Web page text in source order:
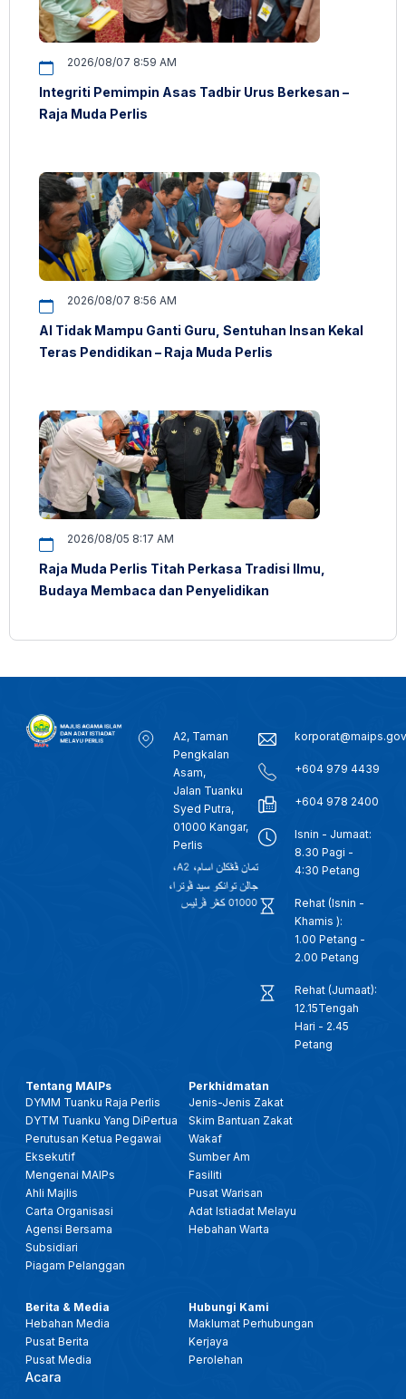
2026/08/07 8:59 AM
Integriti Pemimpin Asas Tadbir Urus Berkesan –
Raja Muda Perlis
2026/08/07 8:56 AM
AI Tidak Mampu Ganti Guru, Sentuhan Insan Kekal
Teras Pendidikan – Raja Muda Perlis
2026/08/05 8:17 AM
Raja Muda Perlis Titah Perkasa Tradisi Ilmu,
Budaya Membaca dan Penyelidikan
A2, Taman
Pengkalan
Asam,
Jalan Tuanku
Syed Putra,
01000 Kangar,
Perlis
+604 979 4439
+604 978 2400
Isnin - Jumaat:
8.30 Pagi -
4:30 Petang
Rehat (Isnin -
Khamis ):
1.00 Petang -
2.00 Petang
Rehat (Jumaat):
12.15Tengah
Hari - 2.45
Petang
Tentang MAIPs
DYMM Tuanku Raja Perlis
DYTM Tuanku Yang DiPertua
Perutusan Ketua Pegawai
Eksekutif
Mengenai MAIPs
Ahli Majlis
Carta Organisasi
Agensi Bersama
Subsidiari
Piagam Pelanggan
Perkhidmatan
Jenis-Jenis Zakat
Skim Bantuan Zakat
Wakaf
Sumber Am
Fasiliti
Pusat Warisan
Adat Istiadat Melayu
Hebahan Warta
Berita & Media
Hebahan Media
Pusat Berita
Pusat Media
Acara
Hubungi Kami
Maklumat Perhubungan
Kerjaya
Perolehan